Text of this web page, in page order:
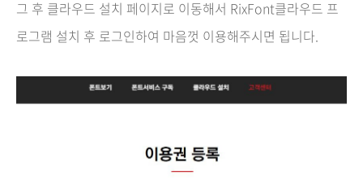
그 후 클라우드 설치 페이지로 이동해서 RixFont클라우드 프
로그램 설치 후 로그인하여 마음껏 이용해주시면 됩니다.